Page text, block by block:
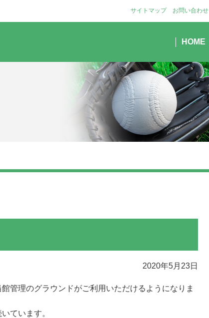
サイトマップ お問い合わせ
HOME
2020年5月23日
管理のグラウンドがご利用いただけるようになりま
ています。